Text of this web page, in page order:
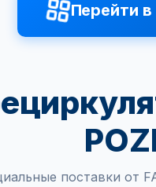
Перейти
поставки от